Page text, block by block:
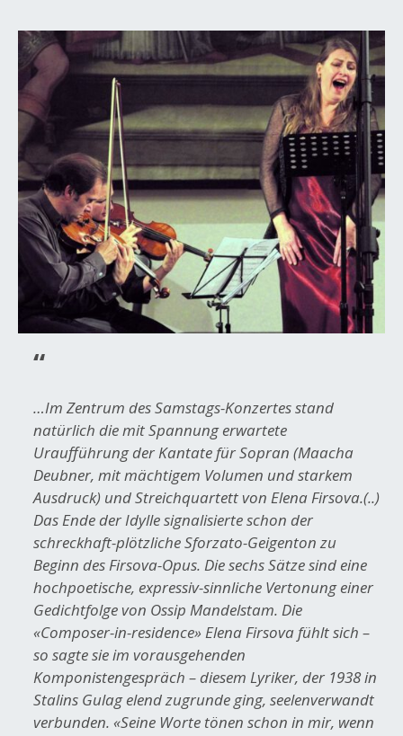
…Im Zentrum des Samstags-Konzertes stand
natürlich die mit Spannung erwartete
Uraufführung der Kantate für Sopran (Maacha
Deubner, mit mächtigem Volumen und starkem
Ausdruck) und Streichquartett von Elena Firsova.(..)
Das Ende der Idylle signalisierte schon der
schreckhaft-plötzliche Sforzato-Geigenton zu
Beginn des Firsova-Opus. Die sechs Sätze sind eine
hochpoetische, expressiv-sinnliche Vertonung einer
Gedichtfolge von Ossip Mandelstam. Die
«Composer-in-residence» Elena Firsova fühlt sich –
so sagte sie im vorausgehenden
Komponistengespräch – diesem Lyriker, der 1938 in
Stalins Gulag elend zugrunde ging, seelenverwandt
verbunden. «Seine Worte tönen schon in mir, wenn